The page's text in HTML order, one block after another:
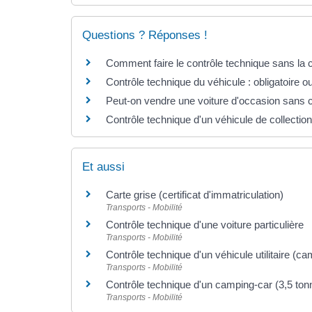
Questions ? Réponses !
Comment faire le contrôle technique sans la
Contrôle technique du véhicule : obligatoire
Peut-on vendre une voiture d'occasion sans
Contrôle technique d'un véhicule de
Et aussi
Carte grise (certificat d'immatriculation)
Transports - Mobilité
Contrôle technique d'une voiture particulière
Transports - Mobilité
Contrôle technique d'un véhicule utilitaire
Transports - Mobilité
Contrôle technique d'un camping-car (3,5
Transports - Mobilité